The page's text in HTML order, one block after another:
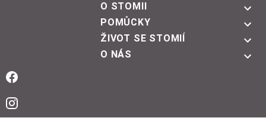
O STOMII
POMŮCKY
ŽIVOT SE STOMIÍ
O NÁS